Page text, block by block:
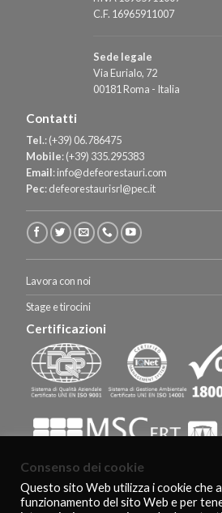
C.F. 16965911007
Sede legale
Via Eurialo, 72
00181 Roma - Italia
Contatti
Tel.:(+39) 06.786475
Mobile:(+39) 335.295383
Email:info@defeorestauri.com
Pec:defeorestaurisrl@pec.it
Lavora con noi
Stage e tirocini
Certificazioni
HOMEPAGE CERTIFICAZIONI E
Consenso dei cookie
Questo sito Web utilizza i cookie che
funzionamento del sito Web e per